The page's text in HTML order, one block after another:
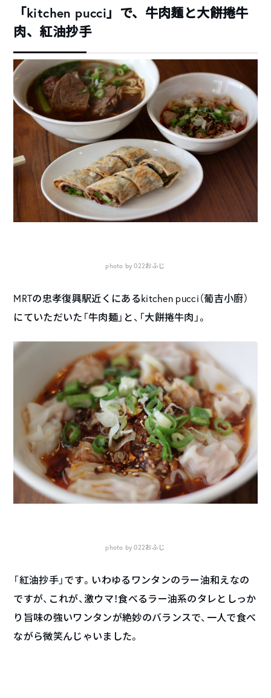
「kitchen pucci」で、牛肉麺と大餅捲牛
肉、紅油抄手
photo by 022おふじ
MRTの忠孝復興駅近くにあるkitchen pucci（葡吉小廚）
にていただいた「牛肉麺」と、「大餅捲牛肉」。
photo by 022おふじ
「紅油抄手」です。いわゆるワンタンのラー油和えなの
ですが、これが、激ウマ！食べるラー油系のタレとしっか
り旨味の強いワンタンが絶妙のバランスで、一人で食べ
ながら微笑んじゃいました。